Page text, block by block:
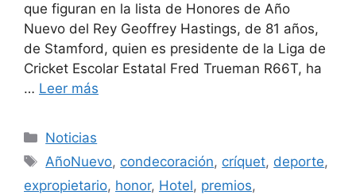
que figuran en la lista de Honores de Año
Nuevo del Rey Geoffrey Hastings, de 81 años,
de Stamford, quien es presidente de la Liga de
Cricket Escolar Estatal Fred Trueman R66T, ha
… Leer más
Categorías
Noticias
Etiquetas
AñoNuevo, condecoración, críquet, deporte,
expropietario, honor, Hotel, premios,